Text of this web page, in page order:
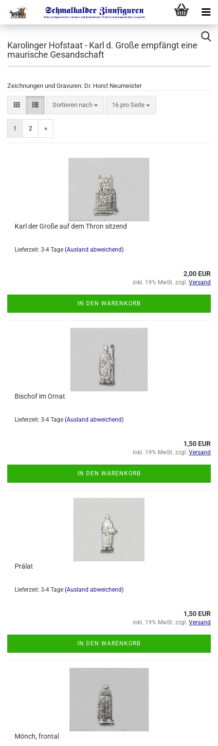
Karolinger Hofstaat - Karl d. Große empfängt eine
maurische Gesandschaft
Zeichnungen und Gravuren: Dr. Horst Neumeister
Sortieren nach 16 pro Seite
1 2 »
Karl der Große auf dem Thron sitzend
Lieferzeit: 3-4 Tage (Ausland abweichend)
2,00 EUR
inkl. 19% MwSt. zzgl. Versand
IN DEN WARENKORB
Bischof im Ornat
Lieferzeit: 3-4 Tage (Ausland abweichend)
1,50 EUR
inkl. 19% MwSt. zzgl. Versand
IN DEN WARENKORB
Prälat
Lieferzeit: 3-4 Tage (Ausland abweichend)
1,50 EUR
inkl. 19% MwSt. zzgl. Versand
IN DEN WARENKORB
Mönch, frontal